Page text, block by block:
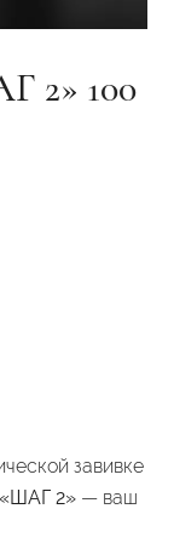
2» 100
завивке
2»— ваш